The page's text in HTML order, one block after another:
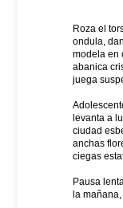
Roza el
ondula,
modela en
abanica
juega
levanta a
ciudad
anchas
ciegas
Pausa
la